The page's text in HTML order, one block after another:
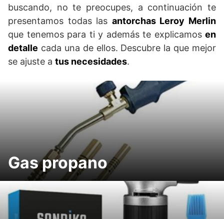
buscando, no te preocupes, a continuación te
presentamos todas las antorchas Leroy Merlin
que tenemos para ti y además te explicamos en
detalle cada una de ellos. Descubre la que mejor
se ajuste a tus necesidades.
Gas propano